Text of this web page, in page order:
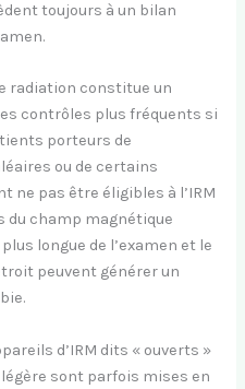
toujours à un bilan
radiation constitue un
contrôles plus fréquents si
porteurs de
ou de certains
ne pas être éligibles à l’IRM
du champ magnétique
longue de l’examen et le
peuvent générer un
d’IRM dits « ouverts »
sont parfois mises en